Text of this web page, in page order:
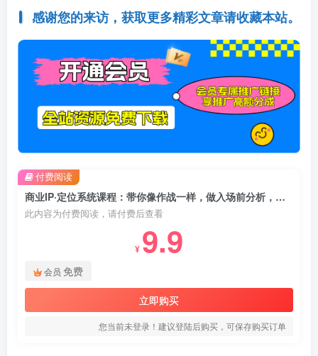
感谢您的来访，获取更多精彩文章请收藏本站。
商业IP·定位系统课程：带你像作战一样，做入场前分析，布局与推演
此内容为付费阅读，请付费后查看
¥ 9.9
会员 免费
立即购买
您当前未登录！建议登陆后购买，可保存购买订单
付费阅读